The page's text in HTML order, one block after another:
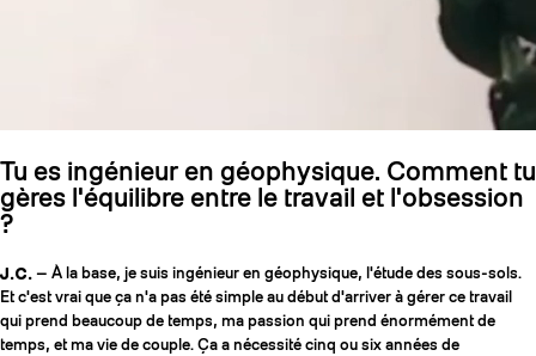
Tu es ingénieur en géophysique. Comment tu
gères l'équilibre entre le travail et l'obsession
?
J.C. — À la base, je suis ingénieur en géophysique, l'étude des sous-sols.
Et c'est vrai que ça n'a pas été simple au début d'arriver à gérer ce travail
qui prend beaucoup de temps, ma passion qui prend énormément de
temps, et ma vie de couple. Ça a nécessité cinq ou six années de